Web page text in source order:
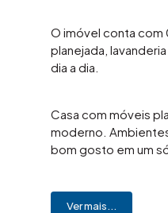
O imóvel conta com
planejada,
dia a dia.
Casa com móveis
moderno.
bom gosto em um
Localizada no bairro
Ver mais...